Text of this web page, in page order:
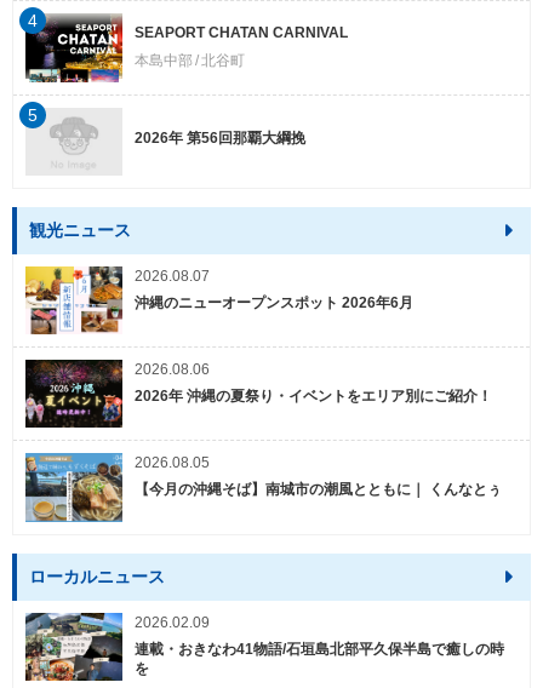
SEAPORT CHATAN CARNIVAL
本島中部 北谷町
4
2026年 第56回那覇大綱挽
5
観光ニュース
2026.08.07
沖縄のニューオープンスポット 2026年6月
2026.08.06
2026年 沖縄の夏祭り・イベントをエリア別にご紹介！
2026.08.05
【今月の沖縄そば】南城市の潮風とともに｜ くんなとぅ
ローカルニュース
2026.02.09
連載・おきなわ41物語/石垣島北部平久保半島で癒しの時
を